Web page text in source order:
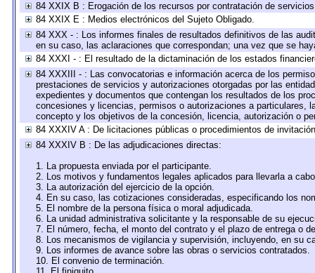
84 XXIX B : Erogación de los recursos por contratación de
84 XXIX E : Medios electrónicos del Sujeto Obligado.
84 XXX - : Los informes finales de resultados definitivos de las
en su caso, las aclaraciones que correspondan; una vez que se
84 XXXI - : El resultado de la dictaminación de los estados
84 XXXIII - : Las convocatorias e información acerca de los
prestaciones de servicios y autorizaciones otorgadas por las
expedientes y documentos que contengan los resultados de los
concesiones y licencias, permisos o autorizaciones a particulares,
concepto y los objetivos de la concesión, licencia, autorización o
84 XXXIV A : De licitaciones públicas o procedimientos de
84 XXXIV B : De las adjudicaciones directas:
1. La propuesta enviada por el participante.
2. Los motivos y fundamentos legales aplicados para llevarla a
3. La autorización del ejercicio de la opción.
4. En su caso, las cotizaciones consideradas, especificando los
5. El nombre de la persona física o moral adjudicada.
6. La unidad administrativa solicitante y la responsable de su
7. El número, fecha, el monto del contrato y el plazo de entrega o
8. Los mecanismos de vigilancia y supervisión, incluyendo, en su
9. Los informes de avance sobre las obras o servicios contratados.
10. El convenio de terminación.